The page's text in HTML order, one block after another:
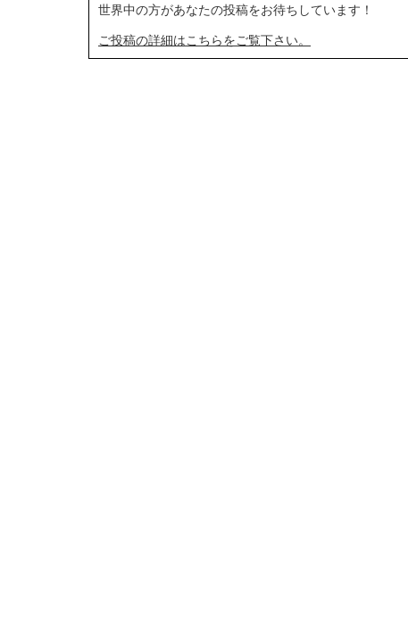
世界中の方があなたの投稿をお待ちしています！
ご投稿の詳細はこちらをご覧下さい。